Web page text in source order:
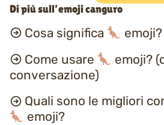
Di più sull’emoji canguro
Cosa significa
emoji?
Come usare
emoji?
conversazione)
Quali sono le migliori
emoji?